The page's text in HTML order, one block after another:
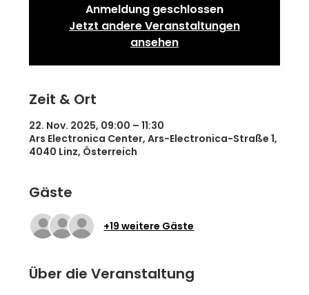
Anmeldung geschlossen
Jetzt andere Veranstaltungen
ansehen
Zeit & Ort
22. Nov. 2025, 09:00 – 11:30
Ars Electronica Center, Ars-Electronica-Straße 1,
4040 Linz, Österreich
Gäste
+19 weitere Gäste
Über die Veranstaltung